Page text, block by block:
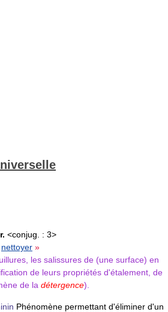
<conjug. : 3>
nettoyer »
les salissures de (une surface) en
de leurs propriétés d'étalement, de
de la détergence).
Phénomène permettant d'éliminer d'un